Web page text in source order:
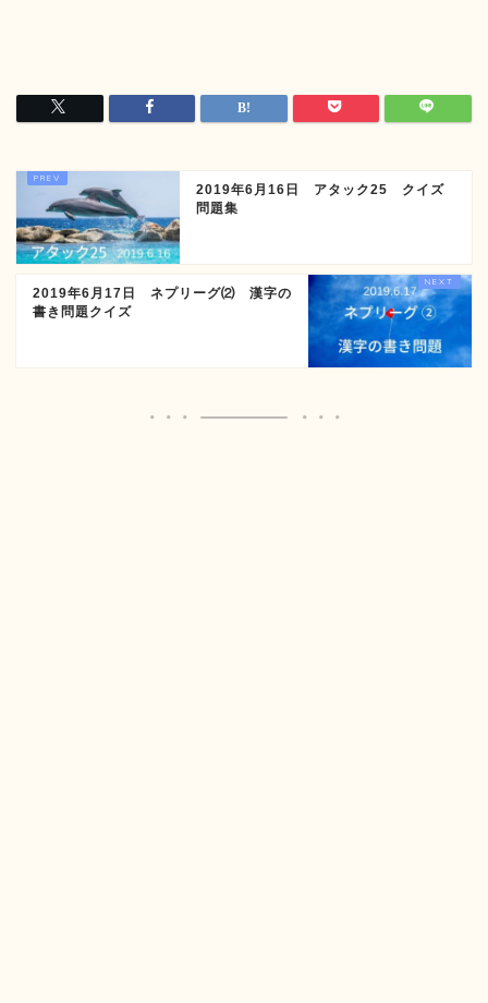
2019年6月16日 アタック25 クイズ
問題集
2019年6月17日 ネプリーグ⑵ 漢字の
書き問題クイズ